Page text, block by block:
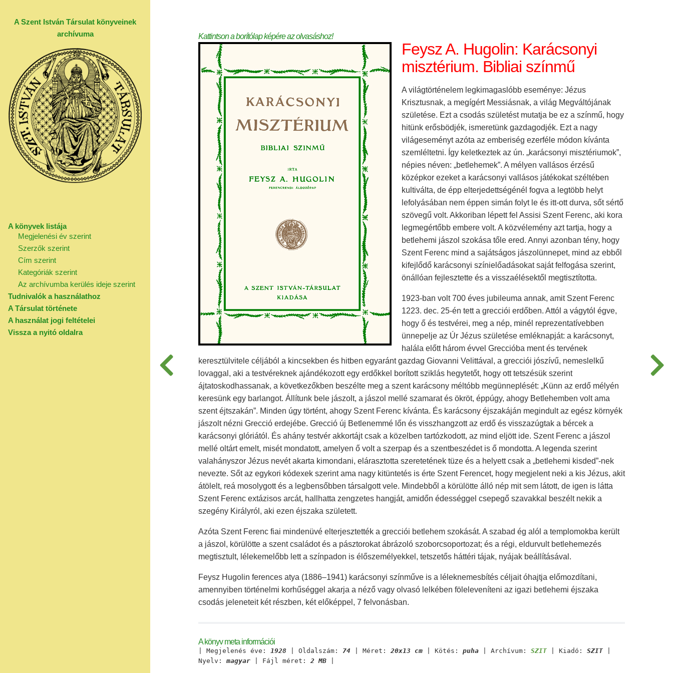
A Szent István Társulat könyveinek
archívuma
A könyvek listája
Megjelenési év szerint
Szerzők szerint
Cím szerint
Kategóriák szerint
Az archívumba kerülés ideje szerint
Tudnivalók a használathoz
A Társulat története
A használat jogi feltételei
Vissza a nyitó oldalra
Kattintson a borítólap képére az olvasáshoz!
Feysz A. Hugolin: Karácsonyi
misztérium. Bibliai színmű
A világtörténelem legkimagaslóbb eseménye: Jézus
Krisztusnak, a megígért Messiásnak, a világ Megváltójának
születése. Ezt a csodás születést mutatja be ez a színmű, hogy
hitünk erősbödjék, ismeretünk gazdagodjék. Ezt a nagy
világeseményt azóta az emberiség ezerféle módon kívánta
szemléltetni. Így keletkeztek az ún. „karácsonyi misztériumok”,
népies néven: „betlehemek”. A mélyen vallásos érzésű
középkor ezeket a karácsonyi vallásos játékokat széltében
kultiválta, de épp elterjedettségénél fogva a legtöbb helyt
lefolyásában nem éppen simán folyt le és itt-ott durva, sőt sértő
szövegű volt. Akkoriban lépett fel Assisi Szent Ferenc, aki kora
legmegértőbb embere volt. A közvélemény azt tartja, hogy a
betlehemi jászol szokása tőle ered. Annyi azonban tény, hogy
Szent Ferenc mind a sajátságos jászolünnepet, mind az ebből
kifejlődő karácsonyi színielőadásokat saját felfogása szerint,
önállóan fejlesztette és a visszaélésektől megtisztította.
1923-ban volt 700 éves jubileuma annak, amit Szent Ferenc
1223. dec. 25-én tett a grecciói erdőben. Attól a vágytól égve,
hogy ő és testvérei, meg a nép, minél reprezentatívebben
ünnepelje az Úr Jézus születése emléknapját: a karácsonyt,
halála előtt három évvel Greccióba ment és tervének
keresztülvitele céljából a kincsekben és hitben egyaránt gazdag Giovanni Velittával, a grecciói jószívű, nemeslelkű
lovaggal, aki a testvéreknek ajándékozott egy erdőkkel borított sziklás hegytetőt, hogy ott tetszésük szerint
ájtatoskodhassanak, a következőkben beszélte meg a szent karácsony méltóbb megünneplését: „Künn az erdő mélyén
keresünk egy barlangot. Állítunk bele jászolt, a jászol mellé szamarat és ökröt, éppúgy, ahogy Betlehemben volt ama
szent éjtszakán”. Minden úgy történt, ahogy Szent Ferenc kívánta. És karácsony éjszakáján megindult az egész környék
jászolt nézni Grecció erdejébe. Grecció új Betlenemmé lőn és visszhangzott az erdő és visszazúgtak a bércek a
karácsonyi glóriától. És ahány testvér akkortájt csak a közelben tartózkodott, az mind eljött ide. Szent Ferenc a jászol
mellé oltárt emelt, misét mondatott, amelyen ő volt a szerpap és a szentbeszédet is ő mondotta. A legenda szerint
valahányszor Jézus nevét akarta kimondani, elárasztotta szeretetének tüze és a helyett csak a „betlehemi kisded”-nek
nevezte. Sőt az egykori kódexek szerint ama nagy kitüntetés is érte Szent Ferencet, hogy megjelent neki a kis Jézus, akit
átölelt, reá mosolygott és a legbensőbben társalgott vele. Mindebből a körülötte álló nép mit sem látott, de igen is látta
Szent Ferenc extázisos arcát, hallhatta zengzetes hangját, amidőn édességgel csepegő szavakkal beszélt nekik a
szegény Királyról, aki ezen éjszaka született.
Azóta Szent Ferenc fiai mindenüvé elterjesztették a grecciói betlehem szokását. A szabad ég alól a templomokba került
a jászol, körülötte a szent családot és a pásztorokat ábrázoló szoborcsoportozat; és a régi, eldurvult betlehemezés
megtisztult, lélekemelőbb lett a színpadon is élőszemélyekkel, tetszetős háttéri tájak, nyájak beállításával.
Feysz Hugolin ferences atya (1886–1941) karácsonyi színműve is a léleknemesbítés céljait óhajtja előmozdítani,
amennyiben történelmi korhűséggel akarja a néző vagy olvasó lelkében föleleveníteni az igazi betlehemi éjszaka
csodás jeleneteit két részben, két előképpel, 7 felvonásban.
A könyv meta információi
| Megjelenés éve: 1928 | Oldalszám: 74 | Méret: 20x13 cm | Kötés: puha | Archívum: SZIT | Kiadó: SZIT
Nyelv: magyar | Fájl méret: 2 MB